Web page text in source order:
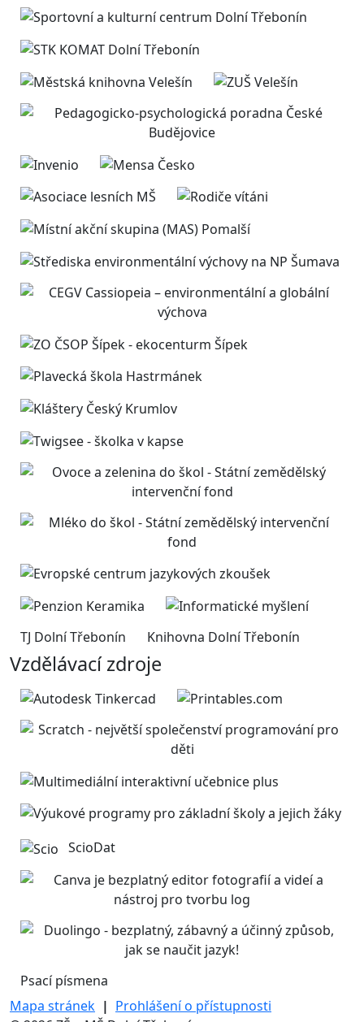
TJ Dolní Třebonín Knihovna Dolní Třebonín
Vzdělávací zdroje
ScioDat
Psací písmena
Mapa stránek | Prohlášení o přístupnosti